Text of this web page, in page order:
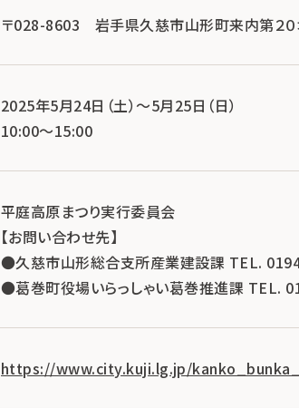
〒028-8603 岩手県久慈市山形町来内第２０
2025年5月24日（土）～5月25日（日）
10:00～15:00
平庭高原まつり実行委員会
【お問い合わせ先】
●久慈市山形総合支所産業建設課 TEL.
●葛巻町役場いらっしゃい葛巻推進課 TEL.
https://www.city.kuji.lg.jp/